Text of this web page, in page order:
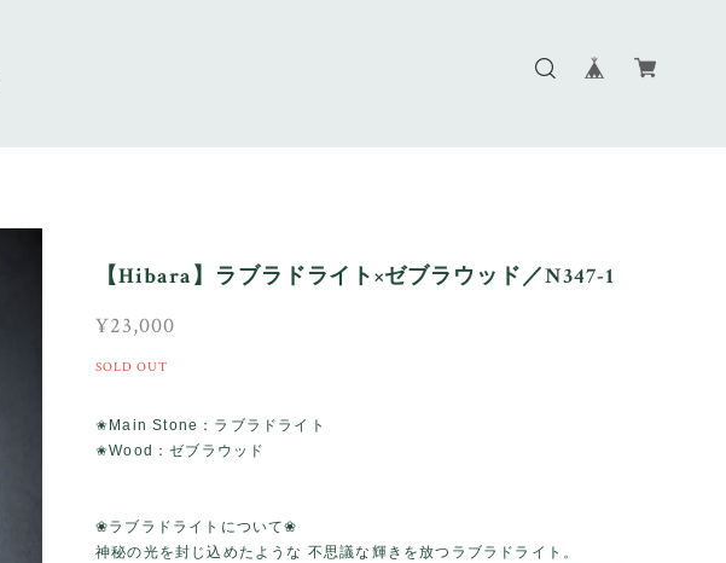
【Hibara】ラブラドライト×ゼブラウッド／N347-1
¥23,000
SOLD OUT
✬Main Stone：ラブラドライト
✬Wood：ゼブラウッド
❀ラブラドライトについて❀
神秘の光を封じ込めたような 不思議な輝きを放つラブラドライト。